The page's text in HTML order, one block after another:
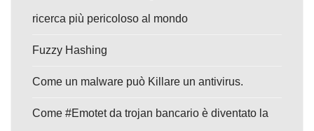
ricerca più pericoloso al mondo
Fuzzy Hashing
Come un malware può Killare un antivirus.
Come #Emotet da trojan bancario è diventato la